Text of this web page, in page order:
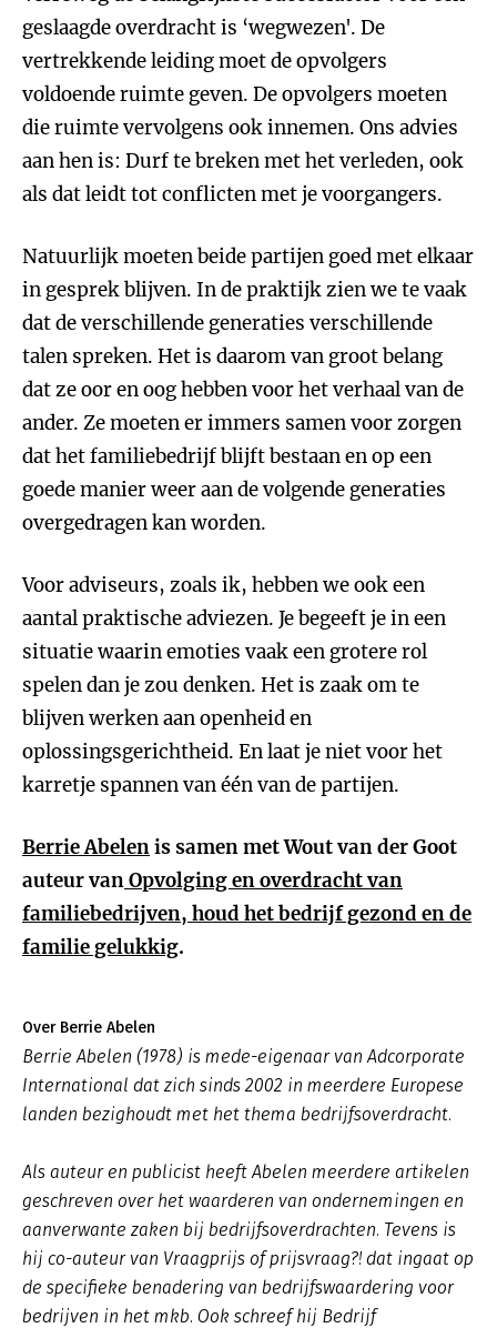
geslaagde overdracht is ‘wegwezen'. De
vertrekkende leiding moet de opvolgers
voldoende ruimte geven. De opvolgers moeten
die ruimte vervolgens ook innemen. Ons advies
aan hen is: Durf te breken met het verleden, ook
als dat leidt tot conflicten met je voorgangers.
Natuurlijk moeten beide partijen goed met elkaar
in gesprek blijven. In de praktijk zien we te vaak
dat de verschillende generaties verschillende
talen spreken. Het is daarom van groot belang
dat ze oor en oog hebben voor het verhaal van de
ander. Ze moeten er immers samen voor zorgen
dat het familiebedrijf blijft bestaan en op een
goede manier weer aan de volgende generaties
overgedragen kan worden.
Voor adviseurs, zoals ik, hebben we ook een
aantal praktische adviezen. Je begeeft je in een
situatie waarin emoties vaak een grotere rol
spelen dan je zou denken. Het is zaak om te
blijven werken aan openheid en
oplossingsgerichtheid. En laat je niet voor het
karretje spannen van één van de partijen.
Berrie Abelenis samen met Wout van der Goot
auteur vanOpvolging en overdracht van
familiebedrijven, houd het bedrijf gezond en de
familie gelukkig.
Over Berrie Abelen
Berrie Abelen (1978) is mede-eigenaar van Adcorporate
International dat zich sinds 2002 in meerdere Europese
landen bezighoudt met het thema bedrijfsoverdracht.
Als auteur en publicist heeft Abelen meerdere artikelen
geschreven over het waarderen van ondernemingen en
aanverwante zaken bij bedrijfsoverdrachten. Tevens is
hij co-auteur van Vraagprijs of prijsvraag?! dat ingaat op
de specifieke benadering van bedrijfswaardering voor
bedrijven in het mkb. Ook schreef hij Bedrijf